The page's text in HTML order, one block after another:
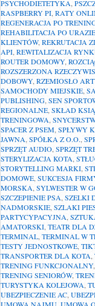
PSYCHODIETETYKA,
RASPBERRY PI RATY
REGENERACJA PO
REHABILITACJA PO URAZIE
KLIENTÓW, REKRUTACJA
API REWITALIZACJA
ROUTER DOMOWY,
ROZSZERZONA
DOBOWY, RZEMIOSŁO
SAMOCHODY MIEJSKIE
PUBLISHING SEN
REGIONALNE SKŁAD
TRENINGOWA
SPACER Z PSEM SPŁYWY
JAWNA SPÓŁKA Z O.O.
SPRZĘT AUDIO, SPRZĘT
STERYLIZACJA KOTA
STORYTELLING MARKI
DOMOWE, SUKCESJA
MORSKA SYLWESTER W
SZCZEPIENIE PSA SZELKI
NADMORSKIE, SZLAKI
PARTYCYPACYJNA
AMATORSKI TEATR DLA
TERMINAL TERMINAL W
TESTY JEDNOSTKOWE
TRANSPORTER DLA KOTA,
TRENING FUNKCJONALNY,
TRENING SENIORÓW,
TURYSTYKA KOLEJOWA
UBEZPIECZENIE AC